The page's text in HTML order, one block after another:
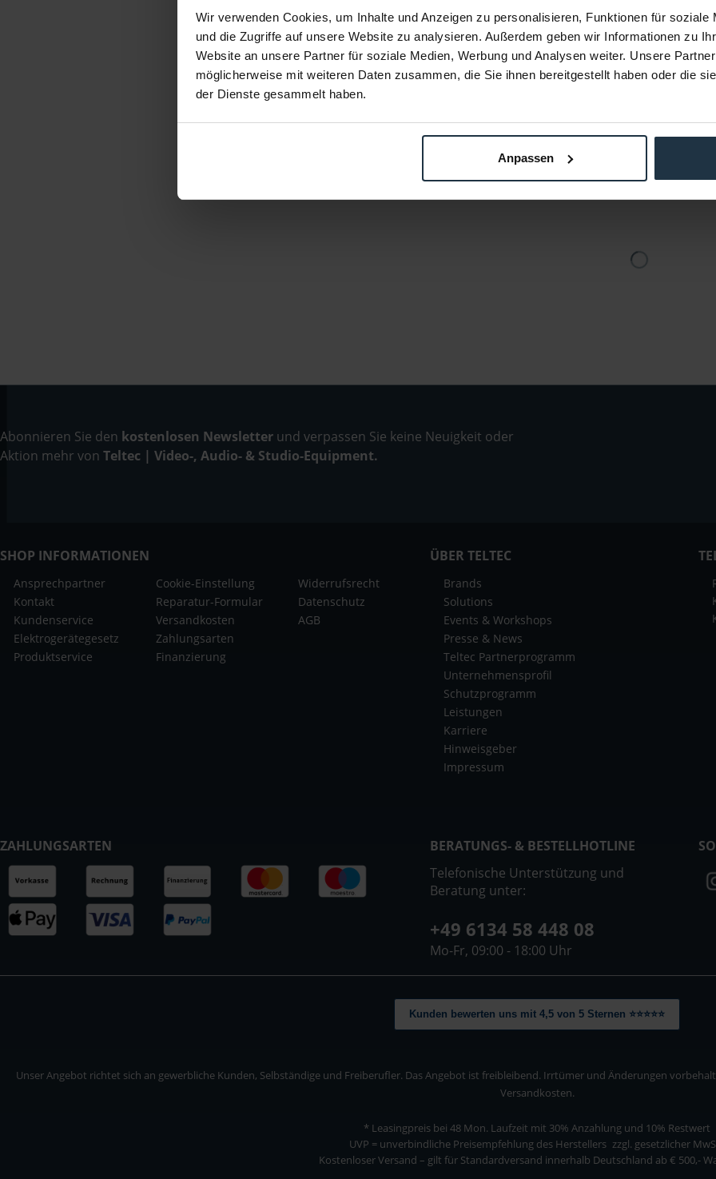
Wir verwenden Cookies, um Inhalte und Anzeigen zu personalisieren, Funktionen für soziale
und die Zugriffe auf unsere Website zu analysieren. Außerdem geben wir Informationen zu
Website an unsere Partner für soziale Medien, Werbung und Analysen weiter. Unsere
möglicherweise mit weiteren Daten zusammen, die Sie ihnen bereitgestellt haben oder die
der Dienste gesammelt haben.
Anpassen
DJI Ronin 4D Hand Grips Combo
Handgriff zur Fokus-, Kamera- und
Gimbal-Steuerung
Artikelnummer: 12301844
-13% € 496,64
Brutto: € 591,00
Tilta TGA-ARG-SSC Soft Shell Case
for Advanced...
Soft-Tasche für Advanced Ring Grip
Artikelnummer: 12302757
Brutto: € 61,58
Abonnieren Sie den kostenlosen Newsletter und verpassen Sie keine Neuigkeit oder
Aktion mehr von Teltec | Video-, Audio- & Studio-Equipment.
SHOP INFORMATIONEN
Ansprechpartner
Kontakt
Kundenservice
Elektrogerätegesetz
Produktservice
Cookie-Einstellung
Reparatur-Formular
Versandkosten
Zahlungsarten
Finanzierung
Widerrufsrecht
Datenschutz
AGB
ÜBER TELTEC
Brands
Solutions
Events & Workshops
Presse & News
Teltec Partnerprogramm
Unternehmensprofil
Schutzprogramm
Leistungen
Karriere
Hinweisgeber
Impressum
ZAHLUNGSARTEN
BERATUNGS- & BESTELLHOTLINE
Telefonische Unterstützung und
Beratung unter:
+49 6134 58 448 08
Mo-Fr, 09:00 - 18:00 Uhr
Kunden bewerten uns mit 4,5 von 5 Sternen ⭐⭐⭐⭐⭐
Unser Angebot richtet sich an gewerbliche Kunden, Selbständige und Freiberufler. Das Angebot ist freibleibend. Irrtümer und Änderungen
Versandkosten.
* Leasingpreis bei 48 Mon. Laufzeit mit 30% Anzahlung und 10% Restwert
UVP = unverbindliche Preisempfehlung des Herstellers zzgl. gesetzlicher
Kostenloser Versand – gilt für Standardversand innerhalb Deutschland ab € 500,-